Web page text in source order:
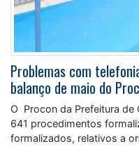
Problemas com
balanço de maio do
O Procon da Prefeitura de
641 procedimentos
formalizados, relativos a